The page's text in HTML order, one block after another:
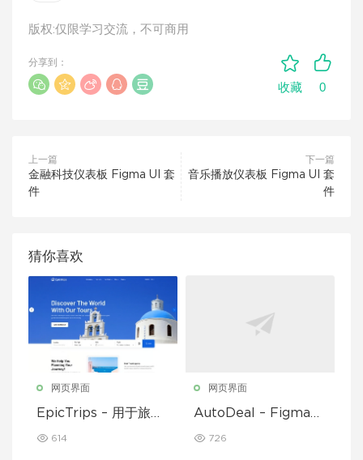
版权:仅限学习交流，不可商用
收藏 0
分享到：
上一篇
金融科技仪表板 Figma UI 套
件
下一篇
音乐播放仪表板 Figma UI 套
件
猜你喜欢
网页界面
EpicTrips – 用于旅行
模板
614
网页界面
AutoDeal – Figma
和挂牌
726